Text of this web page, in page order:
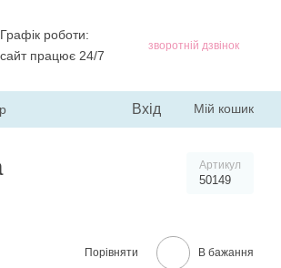
Графік роботи:
сайт працює 24/7
зворотній дзвінок
Вхід Мій кошик
Артикул
50149
Порівняти В бажання